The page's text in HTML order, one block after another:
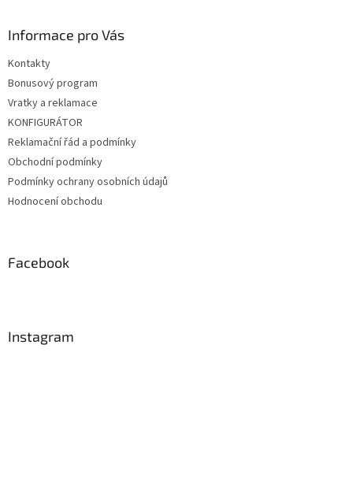
Informace pro Vás
Kontakty
Bonusový program
Vratky a reklamace
KONFIGURÁTOR
Reklamační řád a podmínky
Obchodní podmínky
Podmínky ochrany osobních údajů
Hodnocení obchodu
Facebook
Instagram